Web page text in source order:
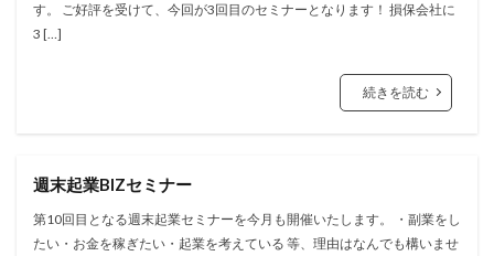
す。 ご好評を受けて、今回が3回目のセミナーとなります！ 損保会社に
3 […]
続きを読む
週末起業BIZセミナー
第10回目となる週末起業セミナーを今月も開催いたします。 ・副業をし
たい・お金を稼ぎたい・起業を考えている 等、理由はなんでも構いませ